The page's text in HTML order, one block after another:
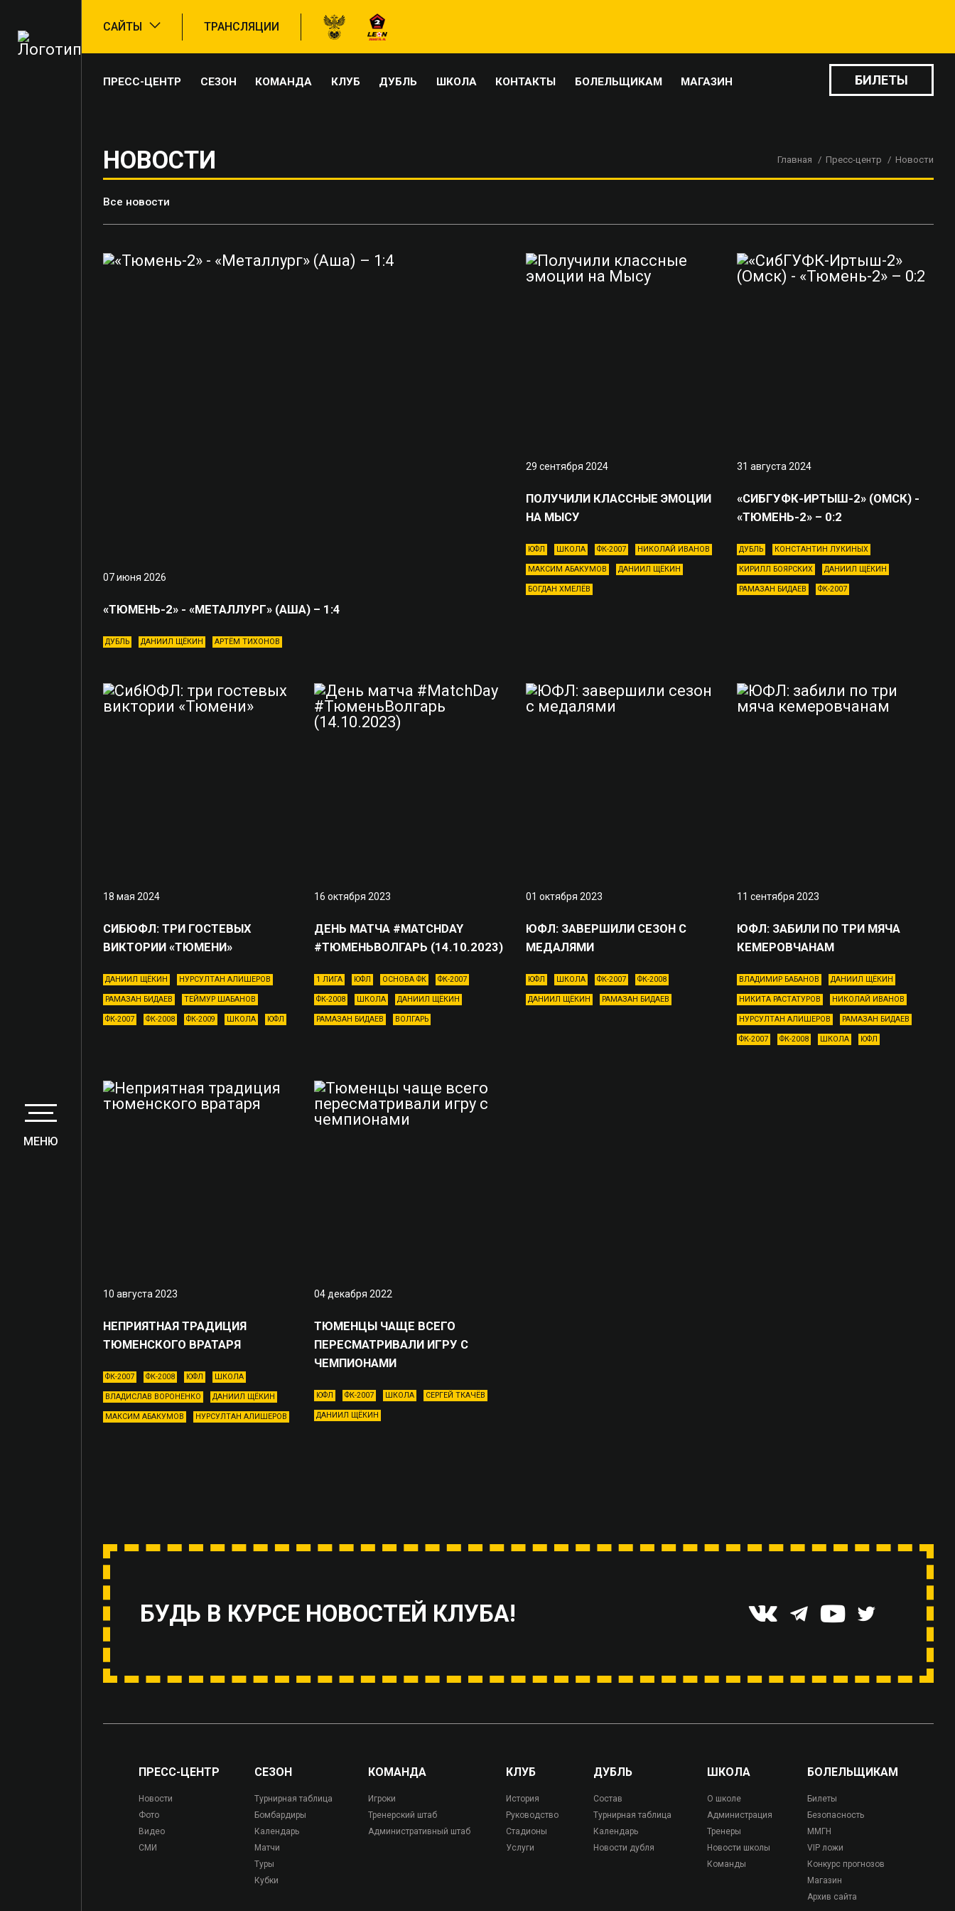
САЙТЫ ТРАНСЛЯЦИИ
ПРЕСС-ЦЕНТР СЕЗОН КОМАНДА КЛУБ ДУБЛЬ ШКОЛА КОНТАКТЫ БОЛЕЛЬЩИКАМ МАГАЗИН БИЛЕТЫ
МЕНЮ
НОВОСТИ Главная Пресс-центр Новости
Все новости
07 июня 2026
«ТЮМЕНЬ-2» - «МЕТАЛЛУРГ» (АША) – 1:4
ДУБЛЬ ДАНИИЛ ЩЁКИН АРТЁМ ТИХОНОВ
29 сентября 2024
ПОЛУЧИЛИ КЛАССНЫЕ ЭМОЦИИ
НА МЫСУ
ЮФЛ ШКОЛА ФК-2007 НИКОЛАЙ ИВАНОВ
МАКСИМ АБАКУМОВ ДАНИИЛ ЩЁКИН
БОГДАН ХМЕЛЁВ
31 августа 2024
«СИБГУФК-ИРТЫШ-2» (ОМСК) -
«ТЮМЕНЬ-2» – 0:2
ДУБЛЬ КОНСТАНТИН ЛУКИНЫХ
КИРИЛЛ БОЯРСКИХ ДАНИИЛ ЩЁКИН
РАМАЗАН БИДАЕВ ФК-2007
18 мая 2024
СИБЮФЛ: ТРИ ГОСТЕВЫХ
ВИКТОРИИ «ТЮМЕНИ»
ДАНИИЛ ЩЁКИН НУРСУЛТАН АЛИШЕРОВ
РАМАЗАН БИДАЕВ ТЕЙМУР ШАБАНОВ
ФК-2007 ФК-2008 ФК-2009 ШКОЛА ЮФЛ
16 октября 2023
ДЕНЬ МАТЧА #MATCHDAY
#ТЮМЕНЬВОЛГАРЬ (14.10.2023)
1 ЛИГА ЮФЛ ОСНОВА ФК ФК-2007
ФК-2008 ШКОЛА ДАНИИЛ ЩЁКИН
РАМАЗАН БИДАЕВ ВОЛГАРЬ
01 октября 2023
ЮФЛ: ЗАВЕРШИЛИ СЕЗОН С
МЕДАЛЯМИ
ЮФЛ ШКОЛА ФК-2007 ФК-2008
ДАНИИЛ ЩЁКИН РАМАЗАН БИДАЕВ
11 сентября 2023
ЮФЛ: ЗАБИЛИ ПО ТРИ МЯЧА
КЕМЕРОВЧАНАМ
ВЛАДИМИР БАБАНОВ ДАНИИЛ ЩЁКИН
НИКИТА РАСТАТУРОВ НИКОЛАЙ ИВАНОВ
НУРСУЛТАН АЛИШЕРОВ РАМАЗАН БИДАЕВ
ФК-2007 ФК-2008 ШКОЛА ЮФЛ
10 августа 2023
НЕПРИЯТНАЯ ТРАДИЦИЯ
ТЮМЕНСКОГО ВРАТАРЯ
ФК-2007 ФК-2008 ЮФЛ ШКОЛА
ВЛАДИСЛАВ ВОРОНЕНКО ДАНИИЛ ЩЁКИН
МАКСИМ АБАКУМОВ НУРСУЛТАН АЛИШЕРОВ
04 декабря 2022
ТЮМЕНЦЫ ЧАЩЕ ВСЕГО
ПЕРЕСМАТРИВАЛИ ИГРУ С
ЧЕМПИОНАМИ
ЮФЛ ФК-2007 ШКОЛА СЕРГЕЙ ТКАЧЁВ
ДАНИИЛ ЩЁКИН
БУДЬ В КУРСЕ НОВОСТЕЙ КЛУБА!
ПРЕСС-ЦЕНТР
Новости
Фото
Видео
СМИ
СЕЗОН
Турнирная таблица
Бомбардиры
Календарь
Матчи
Туры
Кубки
КОМАНДА
Игроки
Тренерский штаб
Административный штаб
КЛУБ
История
Руководство
Стадионы
Услуги
ДУБЛЬ
Состав
Турнирная таблица
Календарь
Новости дубля
ШКОЛА
О школе
Администрация
Тренеры
Новости школы
Команды
БОЛЕЛЬЩИКАМ
Билеты
Безопасность
ММГН
VIP ложи
Конкурс прогнозов
Магазин
Архив сайта